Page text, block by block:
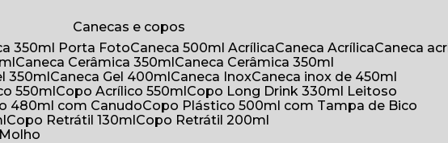
Canecas e copos
350ml Porta Foto Caneca 500ml Acrílica Caneca Acrílica
Caneca
Caneca Cerâmica 350ml
Caneca Cerâmica 350ml
350ml Caneca Gel 400ml Caneca Inox
Caneca inox de 450ml
550ml Copo Acrílico 550ml
Copo Long Drink 330ml Leitoso
480ml com Canudo
Copo Plástico 500ml com Tampa de Bico
Copo Retrátil 130ml
Copo Retrátil 200ml